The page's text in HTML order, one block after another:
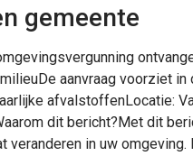
gemeente
aanvraag voorziet in
afvalstoffenLocatie:
dit bericht?Met dit
in uw omgeving.